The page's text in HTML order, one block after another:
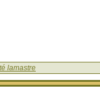
lamastre